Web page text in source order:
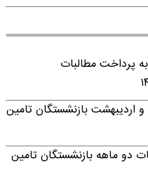
پرداخت مطالبات
اردیبهشت بازنشستگان تامین
دو ماهه بازنشستگان تامین